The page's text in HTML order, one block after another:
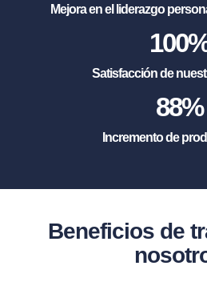
Mejora en el liderazgo
100
Satisfacción de
88%
Incremento de
Beneficios de